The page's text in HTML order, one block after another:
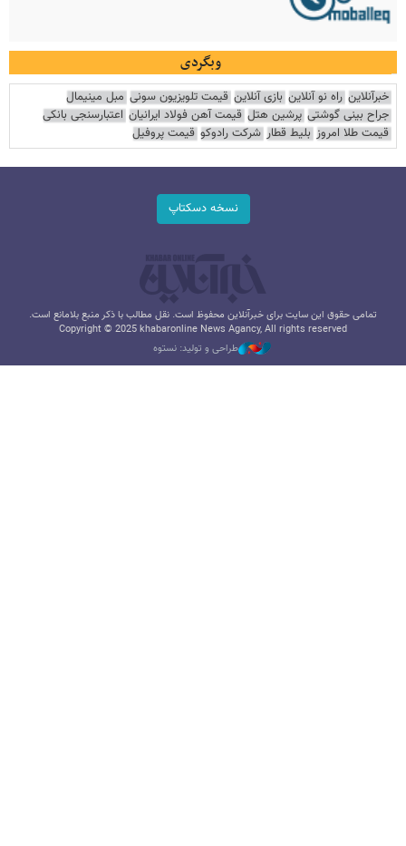
وبگردی
خبرآنلاین راه نو آنلاین بازی آنلاین قیمت تلویزیون سونی مبل مینیمال
جراح بینی گوشتی پرشین هتل قیمت آهن فولاد ایرانیان اعتبارسنجی بانکی
قیمت طلا امروز بلیط قطار شرکت رادوکو قیمت پروفیل
نسخه دسکتاپ
تمامی حقوق این سایت برای خبرآنلاین محفوظ است. نقل مطالب با ذکر منبع بلامانع است.
Copyright © 2025 khabaronline News Agancy, All rights reserved
طراحی و تولید: نستوه